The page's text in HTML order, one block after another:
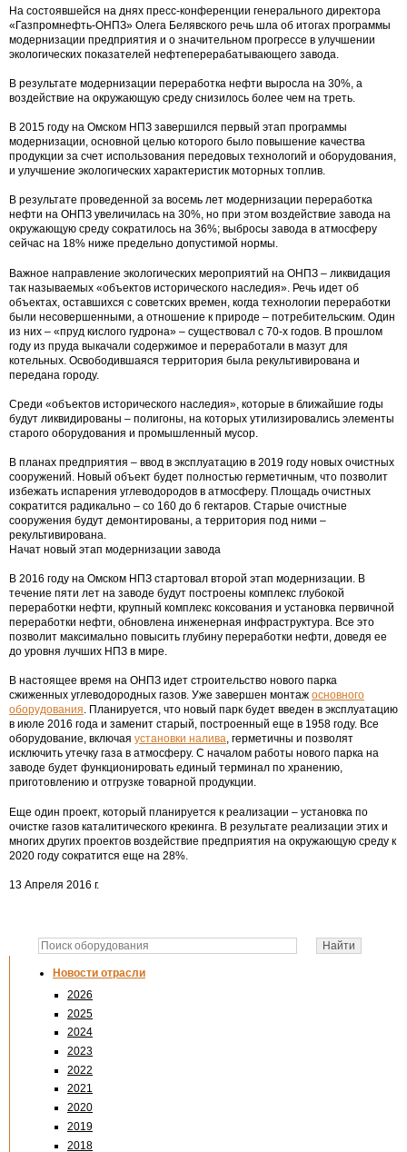
Новости отрасли
2026
2025
2024
2023
2022
2021
2020
2019
2018
На состоявшейся на днях пресс-конференции генерального директора
«Газпромнефть-ОНПЗ» Олега Белявского речь шла об итогах программы
модернизации предприятия и о значительном прогрессе в улучшении
экологических показателей нефтеперерабатывающего завода.
В результате модернизации переработка нефти выросла на 30%, а
воздействие на окружающую среду снизилось более чем на треть.
В 2015 году на Омском НПЗ завершился первый этап программы
модернизации, основной целью которого было повышение качества
продукции за счет использования передовых технологий и оборудования,
и улучшение экологических характеристик моторных топлив.
В результате проведенной за восемь лет модернизации переработка
нефти на ОНПЗ увеличилась на 30%, но при этом воздействие завода на
окружающую среду сократилось на 36%; выбросы завода в атмосферу
сейчас на 18% ниже предельно допустимой нормы.
Важное направление экологических мероприятий на ОНПЗ – ликвидация
так называемых «объектов исторического наследия». Речь идет об
объектах, оставшихся с советских времен, когда технологии переработки
были несовершенными, а отношение к природе – потребительским. Один
из них – «пруд кислого гудрона» – существовал с 70-х годов. В прошлом
году из пруда выкачали содержимое и переработали в мазут для
котельных. Освободившаяся территория была рекультивирована и
передана городу.
Среди «объектов исторического наследия», которые в ближайшие годы
будут ликвидированы – полигоны, на которых утилизировались элементы
старого оборудования и промышленный мусор.
В планах предприятия – ввод в эксплуатацию в 2019 году новых очистных
сооружений. Новый объект будет полностью герметичным, что позволит
избежать испарения углеводородов в атмосферу. Площадь очистных
сократится радикально – со 160 до 6 гектаров. Старые очистные
сооружения будут демонтированы, а территория под ними –
рекультивирована.
Начат новый этап модернизации завода
В 2016 году на Омском НПЗ стартовал второй этап модернизации. В
течение пяти лет на заводе будут построены комплекс глубокой
переработки нефти, крупный комплекс коксования и установка первичной
переработки нефти, обновлена инженерная инфраструктура. Все это
позволит максимально повысить глубину переработки нефти, доведя ее
до уровня лучших НПЗ в мире.
В настоящее время на ОНПЗ идет строительство нового парка
сжиженных углеводородных газов. Уже завершен монтаж основного
оборудования. Планируется, что новый парк будет введен в эксплуатацию
в июле 2016 года и заменит старый, построенный еще в 1958 году. Все
оборудование, включая установки налива, герметичны и позволят
исключить утечку газа в атмосферу. С началом работы нового парка на
заводе будет функционировать единый терминал по хранению,
приготовлению и отгрузке товарной продукции.
Еще один проект, который планируется к реализации – установка по
очистке газов каталитического крекинга. В результате реализации этих и
многих других проектов воздействие предприятия на окружающую среду к
2020 году сократится еще на 28%.
13 Апреля 2016 г.